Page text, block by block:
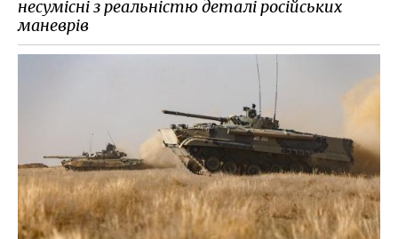
несумісні з реальністю деталі російських
маневрів